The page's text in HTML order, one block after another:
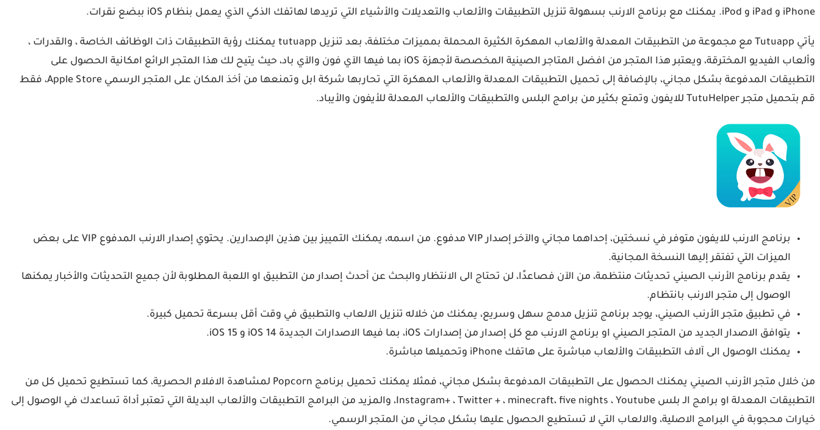
iPhone و iPad و iPod. يمكنك مع برنامج الارنب بسهولة تنزيل التطبيقات والألعاب والتعديلات والأشياء التي تريدها لهاتفك الذكي الذي يعمل بنظام iOS ببضع نقرات.
يأتي Tutuapp مع مجموعة من التطبيقات المعدلة والألعاب المهكرة الكثيرة المحملة بمميزات مختلفة، بعد تنزيل tutuapp يمكنك رؤية التطبيقات ذات الوظائف الخاصة ، والقدرات ،
وألعاب الفيديو المخترقة، ويعتبر هذا المتجر من افضل المتاجر الصينية المخصصة لأجهزة iOS بما فيها الآي فون والآي باد، حيث يتيح لك هذا المتجر الرائع امكانية الحصول على
التطبيقات المدفوعة بشكل مجاني، بالإضافة إلى تحميل التطبيقات المعدلة والألعاب المهكرة التي تحاربها شركة ابل وتمنعها من أخذ المكان على المتجر الرسمي Apple Store، فقط
قم بتحميل متجر TutuHelper للايفون وتمتع بكثير من برامج البلس والتطبيقات والألعاب المعدلة للأيفون والأيباد.
برنامج الارنب للايفون متوفر في نسختين، إحداهما مجاني والآخر إصدار VIP مدفوع. من اسمه، يمكنك التمييز بين هذين الإصدارين. يحتوي إصدار الارنب المدفوع VIP على بعض
الميزات التي تفتقر إليها النسخة المجانية.
يقدم برنامج الأرنب الصيني تحديثات منتظمة، من الآن فصاعدًا، لن تحتاج الى الانتظار والبحث عن أحدث إصدار من التطبيق او اللعبة المطلوبة لأن جميع التحديثات والأخبار يمكنها
الوصول إلى متجر الارنب بانتظام.
في تطبيق متجر الأرنب الصيني، يوجد برنامج تنزيل مدمج سهل وسريع، يمكنك من خلاله تنزيل الالعاب والتطبيق في وقت أقل بسرعة تحميل كبيرة.
يتوافق الاصدار الجديد من المتجر الصيني او برنامج الارنب مع كل إصدار من إصدارات iOS، بما فيها الاصدارات الجديدة iOS 14 و iOS 15.
يمكنك الوصول الى آلاف التطبيقات والألعاب مباشرة على هاتفك iPhone وتحميلها مباشرة.
من خلال متجر الأرنب الصيني يمكنك الحصول على التطبيقات المدفوعة بشكل مجاني، فمثلا يمكنك تحميل برنامج Popcorn لمشاهدة الافلام الحصرية، كما تستطيع تحميل كل من
التطبيقات المعدلة او برامج الـ بلس Instagram+ ، Twitter + ، minecraft، five nights ، Youtube، والمزيد من البرامج التطبيقات والألعاب البديلة التي تعتبر أداة تساعدك في الوصول إلى
خيارات محجوبة في البرامج الاصلية، والالعاب التي لا تستطيع الحصول عليها بشكل مجاني من المتجر الرسمي.